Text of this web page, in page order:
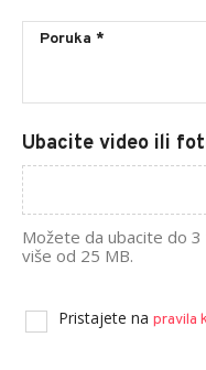
Ubacite video ili
Možete da ubacite do
više od 25 MB.
Pristajete na pravila